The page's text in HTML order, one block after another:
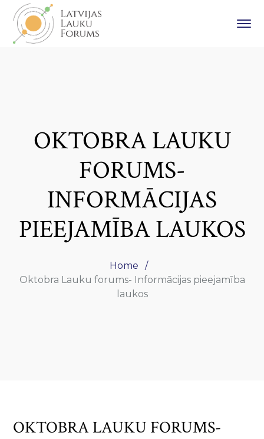
OKTOBRA LAUKU
FORUMS-
INFORMĀCIJAS
PIEEJAMĪBA LAUKOS
Home
Oktobra Lauku forums- Informācijas pieejamība
laukos
OKTOBRA LAUKU FORUMS-